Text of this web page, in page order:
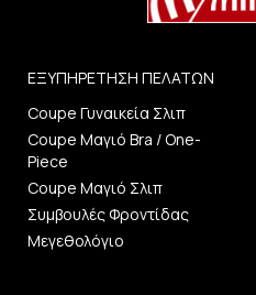
ΕΞΥΠΗΡΕΤΗΣΗ ΠΕΛΑΤΩΝ
Coupe Γυναικεία Σλιπ
Coupe Μαγιό Bra / One-
Piece
Coupe Μαγιό Σλιπ
Συμβουλές Φροντίδας
Μεγεθολόγιο